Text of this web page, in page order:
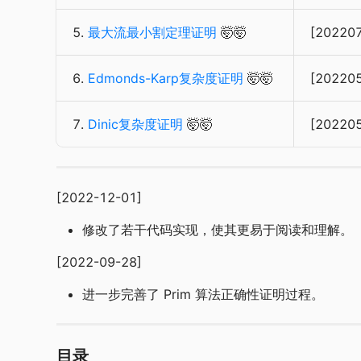
5. 最大流最小割定理证明 🤯🤯
6. Edmonds-Karp复杂度证明 🤯🤯
7. Dinic复杂度证明 🤯🤯
[2022-12-01]
修改了若干代码实现，使其更易于阅读和理解。
[2022-09-28]
进一步完善了 Prim 算法正确性证明过程。
目录